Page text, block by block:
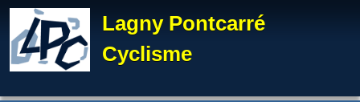
Lagny Pontcarré
Cyclisme
Panneau de gestion des cookies